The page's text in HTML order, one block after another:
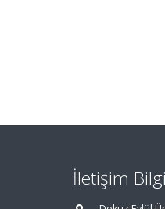
İletişim